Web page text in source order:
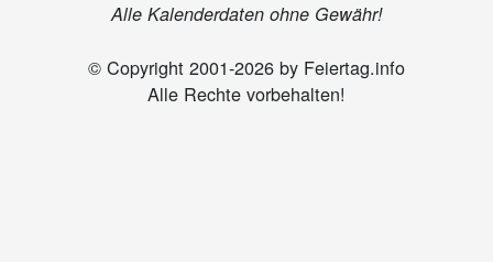
Alle Kalenderdaten ohne Gewähr!
© Copyright 2001-2026 by Feiertag.info
Alle Rechte vorbehalten!